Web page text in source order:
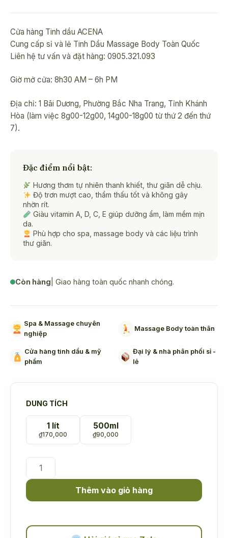
giá:
từ
Cửa hàng Tinh dầu ACENA
Cung cấp sỉ và lẻ Tinh Dầu Massage Body Toàn Quốc
Liên hệ tư vấn và đặt hàng: 0905.321.093
Giờ mở cửa: 8h30 AM – 6h PM
Địa chỉ: 1 Bãi Dương, Phường Bắc Nha Trang, Tỉnh Khánh
Hòa (làm việc 8g00-12g00, 14g00-18g00 từ thứ 2 đến thứ
7).
Đặc điểm nổi bật:
Hương thơm tự nhiên thanh khiết, thư giãn dễ chịu.
Độ trơn mượt cao, thẩm thấu tốt và không gây
nhờn rít.
Giàu vitamin A, D, C, E giúp dưỡng ẩm, làm mềm mịn
da.
Phù hợp cho spa, massage body và các liệu trình
thư giãn.
Còn hàng | Giao hàng toàn quốc nhanh chóng.
Spa & Massage chuyên
nghiệp
Massage Body toàn thân
Cửa hàng tinh dầu & mỹ
phẩm
Đại lý & nhà phân phối sỉ -
lẻ
DUNG TÍCH
1 lít
₫170,000
500ml
₫90,000
Dầu
Massage
Tinh
Gừng
Thêm vào giỏ hàng